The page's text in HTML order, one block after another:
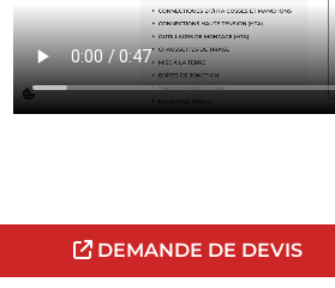
DEMANDE DE DEVIS